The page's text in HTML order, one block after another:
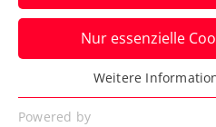
Die große ÖTV-
gewinnt auch die
Garros-Jugendbewerb.
Verfasst von: Manuel Wachta,
Nur essenzielle
Essenziell
Essenzielle Cookies werden
Weitere
Powered by